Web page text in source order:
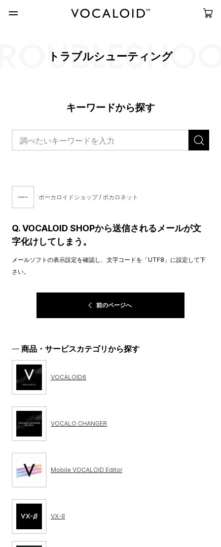
トラブルシューティング
キーワードから探す
ボーカロイドショップ / ボカロネット
Q. VOCALOID SHOPから送信されるメールが文
字化けしてしまう。
メールソフトの表示設定を確認し、文字コードを「UTF8」に設定して下
さい。
前のページへ
商品・サービスカテゴリから探す
VOCALOID6
VOCALO CHANGER
Mobile VOCALOID Editor
VX-β